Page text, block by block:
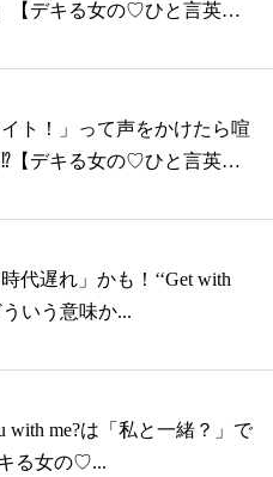
【デキる女の♡ひと言英会
ト！」って声をかけたら喧
【デキる女の♡ひと言英会
代遅れ」かも！‘‘Get with
ういう意味か...
with me?は「私と一緒？」で
る女の♡...